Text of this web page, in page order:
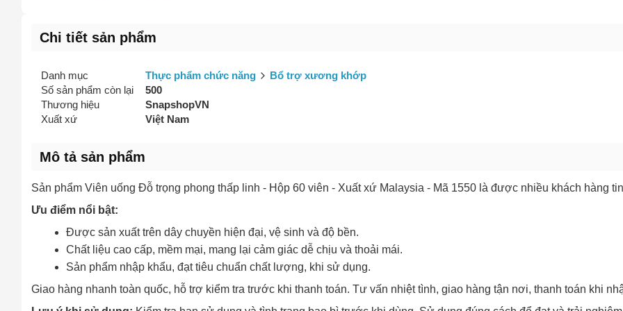
Chi tiết sản phẩm
Danh mục Thực phẩm chức năng
Bổ trợ xương khớp
Số sản phẩm còn lại
500
Thương hiệu
SnapshopVN
Xuất xứ
Việt Nam
Mô tả sản phẩm
Sản phẩm Viên uống Đỗ trọng phong thấp linh - Hộp 60 viên - Xuất xứ Malaysia - Mã 1550 là được nhiều khách hàng
Ưu điểm nổi bật:
Được sản xuất trên dây chuyền hiện đại, vệ sinh và độ bền.
Chất liệu cao cấp, mềm mại, mang lại cảm giác dễ chịu và thoải mái.
Sản phẩm nhập khẩu, đạt tiêu chuẩn chất lượng, khi sử dụng.
Giao hàng nhanh toàn quốc, hỗ trợ kiểm tra trước khi thanh toán. Tư vấn nhiệt tình, giao hàng tận nơi, thanh toán khi